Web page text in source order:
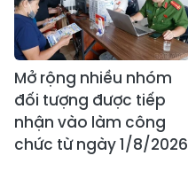
Mở rộng nhiều nhóm
đối tượng được tiếp
nhận vào làm công
chức từ ngày 1/8/2026